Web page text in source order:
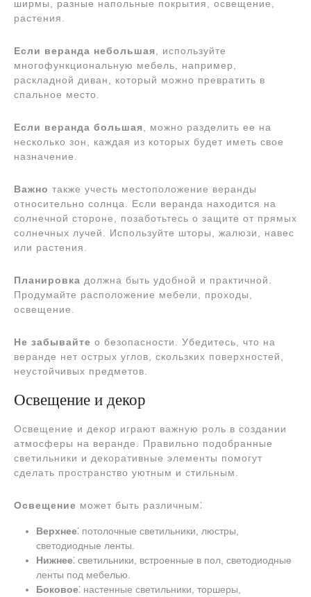
ширмы, разные напольные покрытия, освещение,
растения.
Если веранда небольшая
, используйте
многофункциональную мебель, например,
раскладной диван, который можно превратить в
спальное место.
Если веранда большая
, можно разделить ее на
несколько зон, каждая из которых будет иметь свое
назначение.
Важно также учесть местоположение веранды
относительно солнца. Если веранда находится на
солнечной стороне, позаботьтесь о защите от прямых
солнечных лучей. Используйте шторы, жалюзи, навес
или растения.
Планировка должна быть удобной и практичной.
Продумайте расположение мебели, проходы,
освещение.
Не забывайте о безопасности. Убедитесь, что на
веранде нет острых углов, скользких поверхностей,
неустойчивых предметов.
Освещение и декор
Освещение и декор играют важную роль в создании
атмосферы на веранде. Правильно подобранные
светильники и декоративные элементы помогут
сделать пространство уютным и стильным.
Освещение может быть различным⁚
Верхнее⁚ потолочные светильники, люстры,
светодиодные ленты.
Нижнее⁚ светильники, встроенные в пол, светодиодные
ленты под мебелью.
Боковое⁚ настенные светильники, торшеры,